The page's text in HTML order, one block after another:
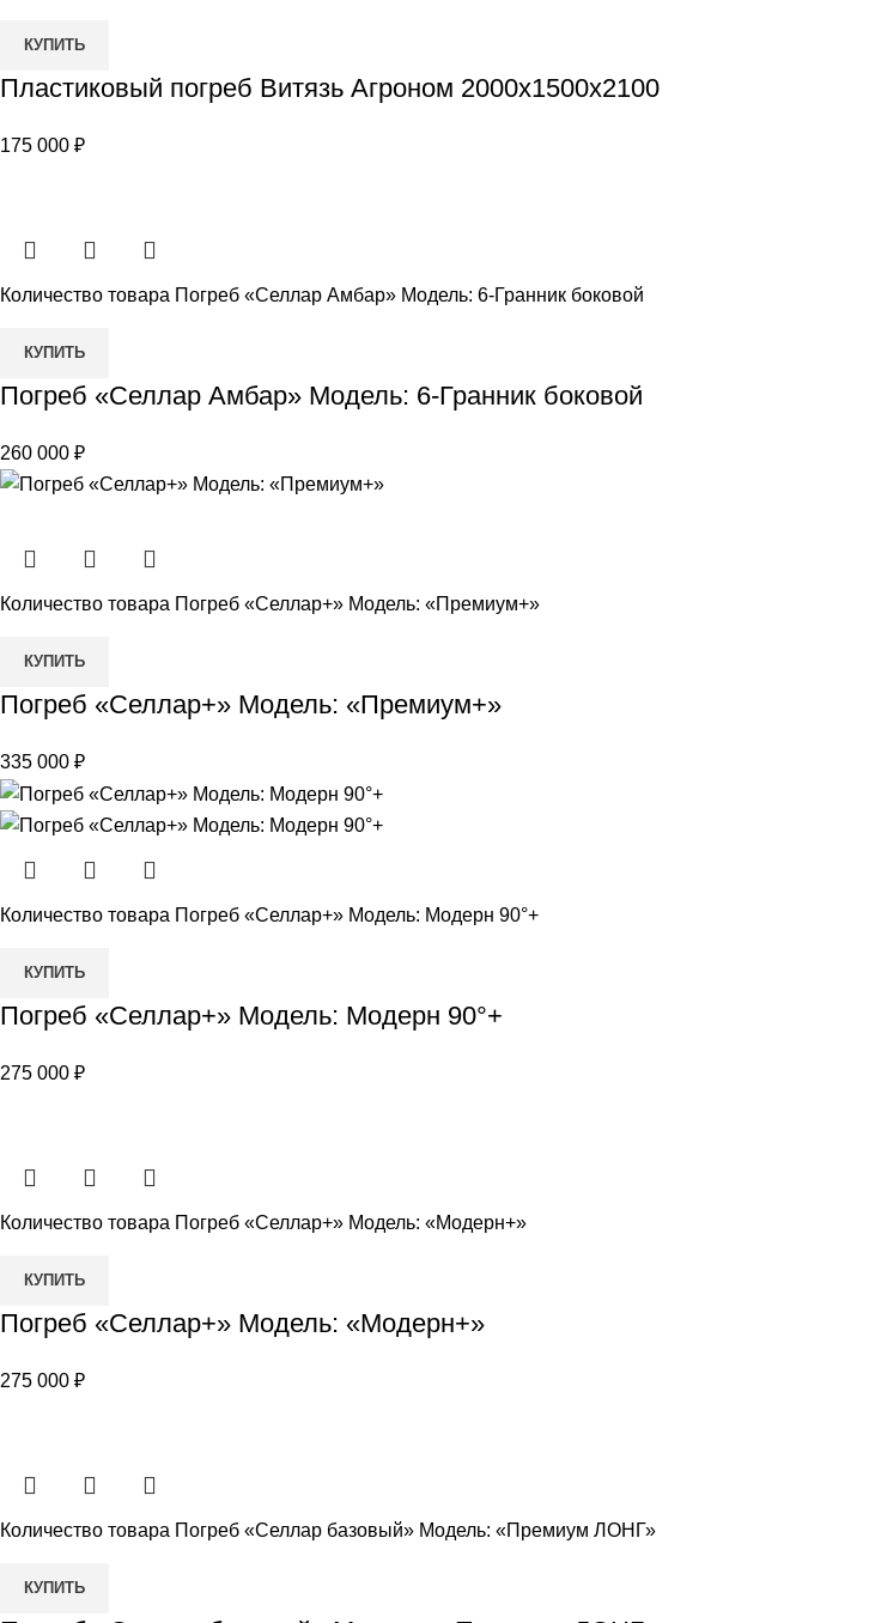
КУПИТЬ
Пластиковый погреб Витязь Агроном 2000х1500х2100
175 000 ₽
Количество товара Погреб «Селлар Амбар» Модель: 6-Гранник боковой
КУПИТЬ
Погреб «Селлар Амбар» Модель: 6-Гранник боковой
260 000 ₽
Количество товара Погреб «Селлар+» Модель: «Премиум+»
КУПИТЬ
Погреб «Селлар+» Модель: «Премиум+»
335 000 ₽
Количество товара Погреб «Селлар+» Модель: Модерн 90°+
КУПИТЬ
Погреб «Селлар+» Модель: Модерн 90°+
275 000 ₽
Количество товара Погреб «Селлар+» Модель: «Модерн+»
КУПИТЬ
Погреб «Селлар+» Модель: «Модерн+»
275 000 ₽
Количество товара Погреб «Селлар базовый» Модель: «Премиум ЛОНГ»
КУПИТЬ